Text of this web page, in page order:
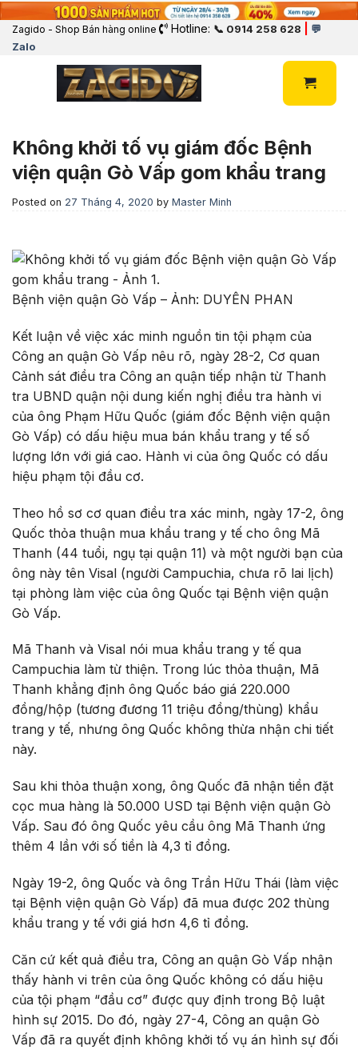
Zagido - Shop Bán hàng online Hotline: 📞 0914 258 628
💬
Zalo
Không khởi tố vụ giám đốc Bệnh
viện quận Gò Vấp gom khẩu trang
Posted on 27 Tháng 4, 2020 by Master Minh
Bệnh viện quận Gò Vấp – Ảnh: DUYÊN PHAN
Kết luận về việc xác minh nguồn tin tội phạm của
Công an quận Gò Vấp nêu rõ, ngày 28-2, Cơ quan
Cảnh sát điều tra Công an quận tiếp nhận từ Thanh
tra UBND quận nội dung kiến nghị điều tra hành vi
của ông Phạm Hữu Quốc (giám đốc Bệnh viện quận
Gò Vấp) có dấu hiệu mua bán khẩu trang y tế số
lượng lớn với giá cao. Hành vi của ông Quốc có dấu
hiệu phạm tội đầu cơ.
Theo hồ sơ cơ quan điều tra xác minh, ngày 17-2, ông
Quốc thỏa thuận mua khẩu trang y tế cho ông Mã
Thanh (44 tuổi, ngụ tại quận 11) và một người bạn của
ông này tên Visal (người Campuchia, chưa rõ lai lịch)
tại phòng làm việc của ông Quốc tại Bệnh viện quận
Gò Vấp.
Mã Thanh và Visal nói mua khẩu trang y tế qua
Campuchia làm từ thiện. Trong lúc thỏa thuận, Mã
Thanh khẳng định ông Quốc báo giá 220.000
đồng/hộp (tương đương 11 triệu đồng/thùng) khẩu
trang y tế, nhưng ông Quốc không thừa nhận chi tiết
này.
Sau khi thỏa thuận xong, ông Quốc đã nhận tiền đặt
cọc mua hàng là 50.000 USD tại Bệnh viện quận Gò
Vấp. Sau đó ông Quốc yêu cầu ông Mã Thanh ứng
thêm 4 lần với số tiền là 4,3 tỉ đồng.
Ngày 19-2, ông Quốc và ông Trần Hữu Thái (làm việc
tại Bệnh viện quận Gò Vấp) đã mua được 202 thùng
khẩu trang y tế với giá hơn 4,6 tỉ đồng.
Căn cứ kết quả điều tra, Công an quận Gò Vấp nhận
thấy hành vi trên của ông Quốc không có dấu hiệu
của tội phạm “đầu cơ” được quy định trong Bộ luật
hình sự 2015. Do đó, ngày 27-4, Công an quận Gò
Vấp đã ra quyết định không khởi tố vụ án hình sự đối